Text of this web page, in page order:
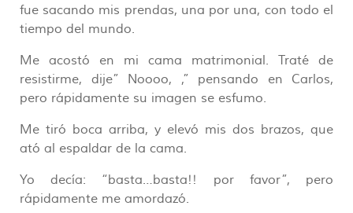
fue sacando mis prendas, una por una, con todo el
tiempo del mundo.
Me acostó en mi cama matrimonial. Traté de
resistirme, dije” Noooo, ,” pensando en Carlos,
pero rápidamente su imagen se esfumo.
Me tiró boca arriba, y elevó mis dos brazos, que
ató al espaldar de la cama.
Yo decía: “basta…basta!! por favor”, pero
rápidamente me amordazó.